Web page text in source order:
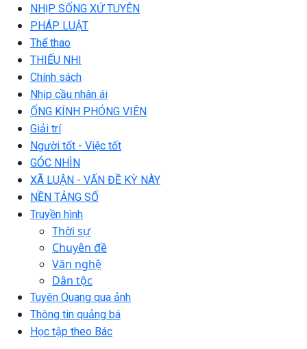
NHỊP SỐNG XỨ TUYÊN
PHÁP LUẬT
Thể thao
THIẾU NHI
Chính sách
Nhịp cầu nhân ái
ỐNG KÍNH PHÓNG VIÊN
Giải trí
Người tốt - Việc tốt
GÓC NHÌN
XÃ LUẬN - VẤN ĐỀ KỲ NÀY
NỀN TẢNG SỐ
Truyền hình
Thời sự
Chuyên đề
Văn nghệ
Dân tộc
Tuyên Quang qua ảnh
Thông tin quảng bá
Học tập theo Bác